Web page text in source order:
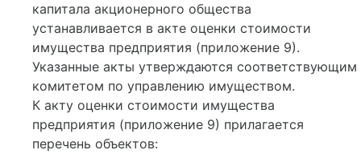
капитала акционерного общества
устанавливается в акте оценки стоимости
имущества предприятия (приложение 9).
Указанные акты утверждаются соответствующим
комитетом по управлению имуществом.
К акту оценки стоимости имущества
предприятия (приложение 9) прилагается
перечень объектов: